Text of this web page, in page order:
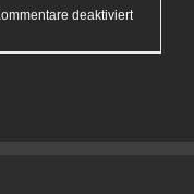
deaktiviertfür